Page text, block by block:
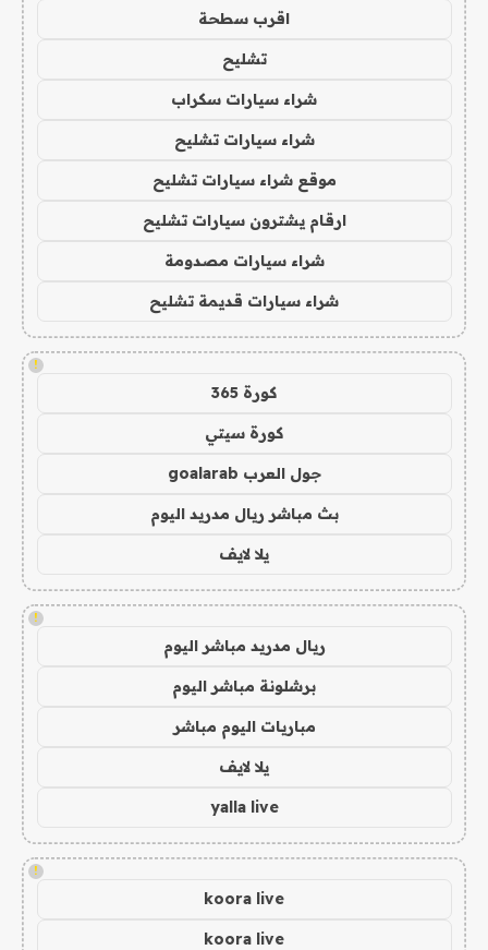
اقرب سطحة
تشليح
شراء سيارات سكراب
شراء سيارات تشليح
موقع شراء سيارات تشليح
ارقام يشترون سيارات تشليح
شراء سيارات مصدومة
شراء سيارات قديمة تشليح
!
كورة 365
كورة سيتي
جول العرب goalarab
بث مباشر ريال مدريد اليوم
يلا لايف
!
ريال مدريد مباشر اليوم
برشلونة مباشر اليوم
مباريات اليوم مباشر
يلا لايف
yalla live
!
koora live
koora live